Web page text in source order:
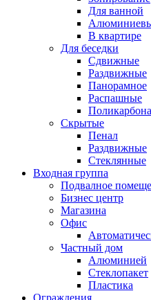
Для ванной
В квартире
Для беседки
Сдвижные
Раздвижные
Панорамное
Распашные
Скрытые
Пенал
Раздвижные
Стеклянные
Входная группа
Подвалное
Бизнес центр
Магазина
Офис
Частный дом
Алюминией
Стеклопакет
Пластика
Ограждения